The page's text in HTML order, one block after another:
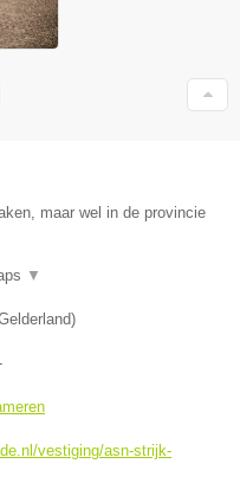
maar wel in de provincie
▼
)
vestiging/asn-strijk-